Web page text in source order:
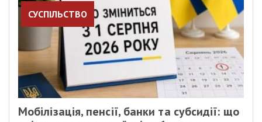
СУСПІЛЬСТВО
Мобілізація, пенсії, банки та субсидії: що